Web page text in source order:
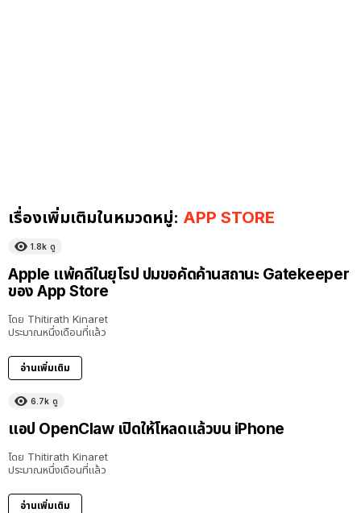
เรื่องเพิ่มเติมในหมวดหมู่: APP STORE
1.8k ดู
Apple แพ้คดีในยุโรป ปมขอคัดค้านสถานะ Gatekeeper
ของ App Store
โดย Thitirath Kinaret
ประมาณหนึ่งเดือนที่แล้ว
อ่านเพิ่มเติม
6.7k ดู
แอป OpenClaw เปิดให้โหลดแล้วบน iPhone
โดย Thitirath Kinaret
ประมาณหนึ่งเดือนที่แล้ว
อ่านเพิ่มเติม